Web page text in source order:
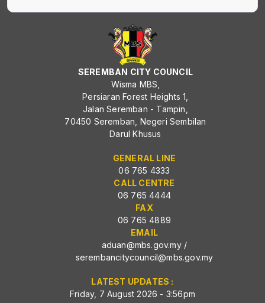
SEREMBAN CITY COUNCIL
Wisma MBS,
Persiaran Forest Heights 1,
Jalan Seremban - Tampin,
70450 Seremban, Negeri Sembilan
Darul Khusus
GENERAL LINE
06 765 4333
CALL CENTRE
06 765 4444
FAX
06 765 4889
EMAIL
aduan@mbs.gov.my/
serembancitycouncil@mbs.gov.my
LATEST UPDATES :
Friday, 7 August 2026 - 3:56pm